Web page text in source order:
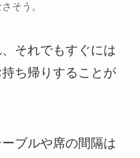
そう。
それでもすぐには
ち帰りすることが
ブルや席の間隔は